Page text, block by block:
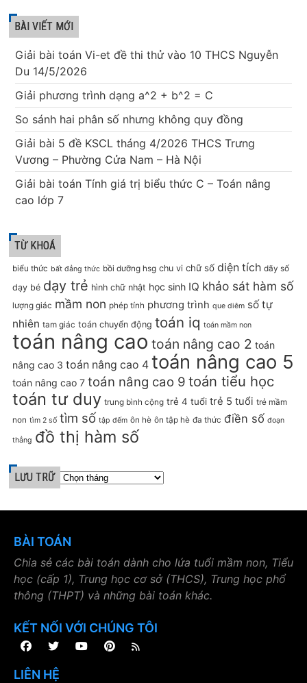
BÀI VIẾT MỚI
Giải bài toán Vi-et đề thi thử vào 10 THCS Nguyễn
Du 14/5/2026
Giải phương trình dạng a^2 + b^2 = C
So sánh hai phân số nhưng không quy đồng
Giải bài 5 đề KSCL tháng 4/2026 THCS Trưng
Vương – Phường Cửa Nam – Hà Nội
Giải bài toán Tính giá trị biểu thức C – Toán nâng
cao lớp 7
TỪ KHOÁ
biểu thức bất đẳng thức bồi dưỡng hsg chu vi chữ số diện tích dãy số
dạy bé dạy trẻ hình chữ nhật học sinh IQ khảo sát hàm số
lượng giác mầm non phép tính phương trình que diêm số tự
nhiên tam giác toán chuyển động toán iq toán mầm non
toán nâng cao toán nâng cao 2 toán
nâng cao 3 toán nâng cao 4 toán nâng cao 5
toán nâng cao 7 toán nâng cao 9 toán tiểu học
toán tư duy trung bình cộng trẻ 4 tuổi trẻ 5 tuổi trẻ mầm
non tìm 2 số tìm số tập đếm ôn hè ôn tập hè đa thức điền số đoạn
thẳng đồ thị hàm số
LƯU TRỮ
BÀI TOÁN
Chia sẻ các bài toán dành cho lứa tuổi mầm non, Tiểu
học (cấp 1), Trung học cơ sở (THCS), Trung học phổ
thông (THPT) và những bài toán khác.
KẾT NỐI VỚI CHÚNG TÔI
LIÊN HỆ